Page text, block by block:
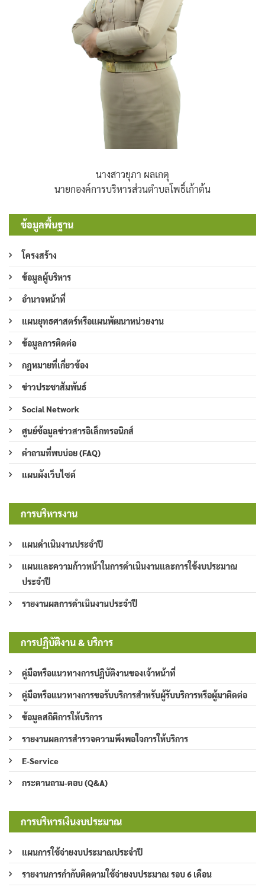
นางสาวยุภา ผลเกตุ
นายกองค์การบริหารส่วนตำบลโพธิ์เก้าต้น
ข้อมูลพื้นฐาน
โครงสร้าง
ข้อมูลผู้บริหาร
อำนาจหน้าที่
แผนยุทธศาสตร์หรือแผนพัฒนาหน่วยงาน
ข้อมูลการติดต่อ
กฎหมายที่เกี่ยวข้อง
ข่าวประชาสัมพันธ์
Social Network
ศูนย์ข้อมูลข่าวสารอิเล็กทรอนิกส์
คำถามที่พบบ่อย (FAQ)
แผนผังเว็บไซต์
การบริหารงาน
แผนดำเนินงานประจำปี
แผนและความก้าวหน้าในการดำเนินงานและการใช้งบประมาณ
ประจำปี
รายงานผลการดำเนินงานประจำปี
การปฏิบัติงาน & บริการ
คู่มือหรือแนวทางการปฏิบัติงานของเจ้าหน้าที่
คู่มือหรือแนวทางการขอรับบริการสำหรับผู้รับบริการหรือผู้มาติดต่อ
ข้อมูลสถิติการให้บริการ
รายงานผลการสำรวจความพึงพอใจการให้บริการ
E-Service
กระดานถาม-ตอบ (Q&A)
การบริหารเงินงบประมาณ
แผนการใช้จ่ายงบประมาณประจำปี
รายงานการกำกับติดตามใช้จ่ายงบประมาณ รอบ 6 เดือน